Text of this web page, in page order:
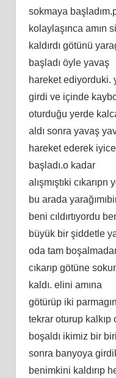
sokmaya
kolaylaşınca amın
kaldırdı götünü
başladı öyle yavaş
hareket ediyorduki.
girdi ve içinde
oturduğu yerde
aldı sonra yavaş
hareket ederek
başladı.o kadar
alışmıştıki
bu arada
beni cıldırtıyordu
büyük bir şiddetle
oda tam
cıkarıp götüne
kaldı. elini amına
götürüp iki
tekrar oturup kalkıp
boşaldı ikimiz bir
sonra banyoya
benimkini kaldırıp